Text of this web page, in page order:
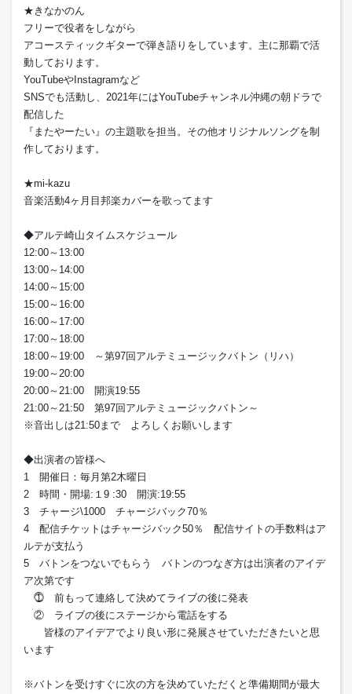
★きなかのん
フリーで役者をしながら
アコースティックギターで弾き語りをしています。主に那覇で活
動しております。
YouTubeやInstagramなど
SNSでも活動し、2021年にはYouTubeチャンネル沖縄の朝ドラで
配信した
『またやーたい』の主題歌を担当。その他オリジナルソングを制
作しております。
★mi-kazu
音楽活動4ヶ月目邦楽カバーを歌ってます
◆アルテ崎山タイムスケジュール
12:00～13:00
13:00～14:00
14:00～15:00
15:00～16:00
16:00～17:00
17:00～18:00
18:00～19:00 ～第97回アルテミュージックバトン（リハ）
19:00～20:00
20:00～21:00 開演19:55
21:00～21:50 第97回アルテミュージックバトン～
※音出しは21:50まで よろしくお願いします
◆出演者の皆様へ
1 開催日：毎月第2木曜日
2 時間・開場:１9 :30 開演:19:55
3 チャージ\1000 チャージバック70％
4 配信チケットはチャージバック50％ 配信サイトの手数料はア
ルテが支払う
5 バトンをつないでもらう バトンのつなぎ方は出演者のアイデ
ア次第です
⓵ 前もって連絡して決めてライブの後に発表
② ライブの後にステージから電話をする
皆様のアイデアでより良い形に発展させていただきたいと思
います
※バトンを受けすぐに次の方を決めていただくと準備期間が最大